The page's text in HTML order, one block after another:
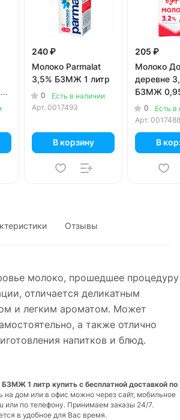
240 ₽
Молоко Parmalat
3,5% БЗМЖ 1 литр
0
Есть в наличии
Арт. 0017493
В корзину
205 ₽
Молоко
деревне
БЗМЖ
0
Есть в
Арт. 0017488
В
Отзывы
молоко, прошедшее процедуру
отличается деликатным
и легким ароматом. Может
а также отлично
напитков и блюд.
1 литр купить с бесплатной доставкой по
на дом или в офис можно через сайт, мобильное
или по телефону. Принимаем заказы 24/7.
в удобное для Вас время.